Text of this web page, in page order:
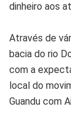
dinheiro aos
Através de
bacia do rio
com a
local do
Guandu com